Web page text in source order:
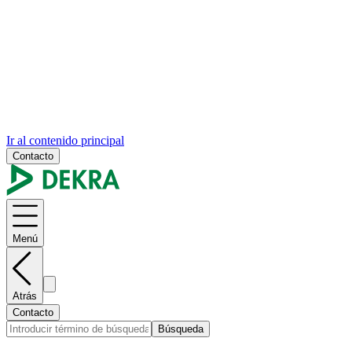
Ir al contenido principal
Contacto
Menú
Atrás
Contacto
Búsqueda